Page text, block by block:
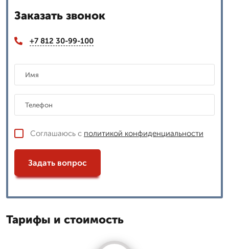
Заказать звонок
+7 812 30-99-100
Соглашаюсь с политикой конфиденциальности
Задать вопрос
Тарифы и стоимость